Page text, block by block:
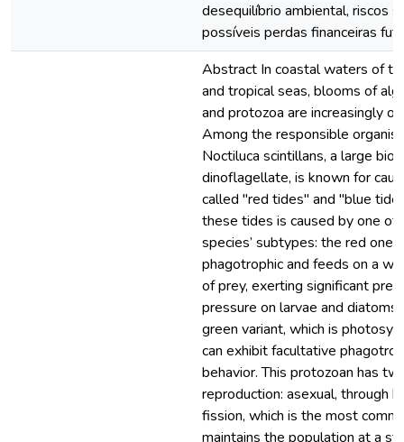
desequilíbrio ambiental, riscos
possíveis perdas financeiras
Abstract In coastal waters of
and tropical seas, blooms of
and protozoa are increasingly
Among the responsible
Noctiluca scintillans, a large
dinoflagellate, is known for
called "red tides" and "blue
these tides is caused by one of
species’ subtypes: the red one,
phagotrophic and feeds on a
of prey, exerting significant
pressure on larvae and
green variant, which is
can exhibit facultative
behavior. This protozoan has
reproduction: asexual, through
fission, which is the most
maintains the population at a